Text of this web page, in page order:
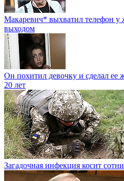
Макаревич* выхватил телефон у
выходом
Он похитил девочку и сделал ее
20 лет
Загадочная инфекция косит